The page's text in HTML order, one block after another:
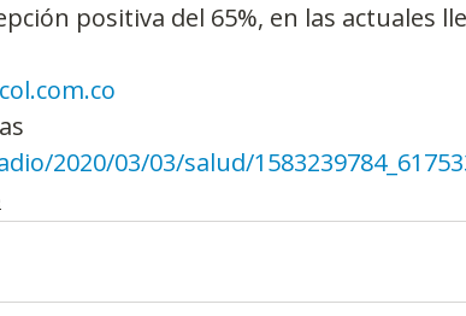
positiva del 65%, en las actuales
2020/03/03/salud/